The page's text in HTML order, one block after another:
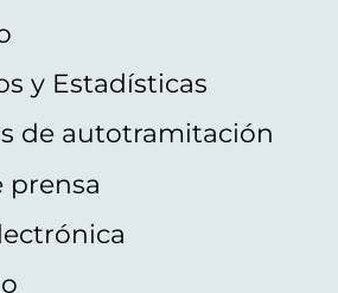
y Estadísticas
de autotramitación
prensa